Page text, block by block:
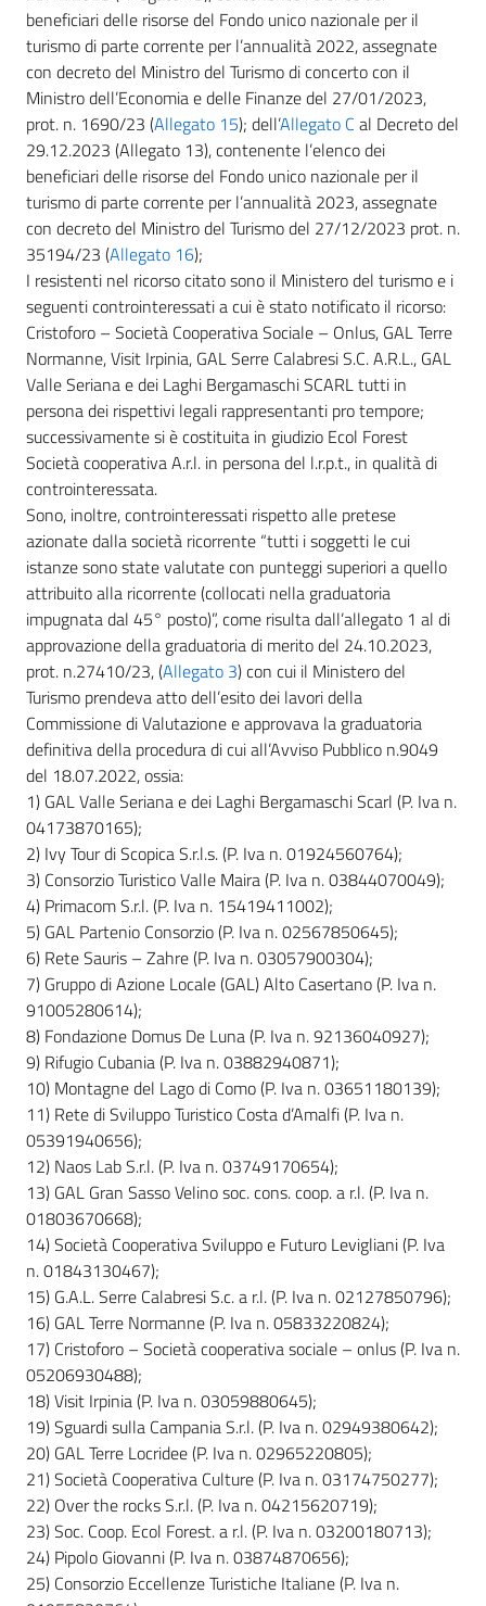
beneficiari delle risorse del Fondo unico nazionale per il
turismo di parte corrente per l’annualità 2022, assegnate
con decreto del Ministro del Turismo di concerto con il
Ministro dell’Economia e delle Finanze del 27/01/2023,
prot. n. 1690/23 (Allegato 15); dell’Allegato C al Decreto del
29.12.2023 (Allegato 13), contenente l’elenco dei
beneficiari delle risorse del Fondo unico nazionale per il
turismo di parte corrente per l’annualità 2023, assegnate
con decreto del Ministro del Turismo del 27/12/2023 prot. n.
35194/23 (Allegato 16);
I resistenti nel ricorso citato sono il Ministero del turismo e i
seguenti controinteressati a cui è stato notificato il ricorso:
Cristoforo – Società Cooperativa Sociale – Onlus, GAL Terre
Normanne, Visit Irpinia, GAL Serre Calabresi S.C. A.R.L., GAL
Valle Seriana e dei Laghi Bergamaschi SCARL tutti in
persona dei rispettivi legali rappresentanti pro tempore;
successivamente si è costituita in giudizio Ecol Forest
Società cooperativa A.r.l. in persona del l.r.p.t., in qualità di
controinteressata.
Sono, inoltre, controinteressati rispetto alle pretese
azionate dalla società ricorrente “tutti i soggetti le cui
istanze sono state valutate con punteggi superiori a quello
attribuito alla ricorrente (collocati nella graduatoria
impugnata dal 45° posto)”, come risulta dall’allegato 1 al di
approvazione della graduatoria di merito del 24.10.2023,
prot. n.27410/23, (Allegato 3) con cui il Ministero del
Turismo prendeva atto dell’esito dei lavori della
Commissione di Valutazione e approvava la graduatoria
definitiva della procedura di cui all’Avviso Pubblico n.9049
del 18.07.2022, ossia:
1) GAL Valle Seriana e dei Laghi Bergamaschi Scarl (P. Iva n.
04173870165);
2) Ivy Tour di Scopica S.r.l.s. (P. Iva n. 01924560764);
3) Consorzio Turistico Valle Maira (P. Iva n. 03844070049);
4) Primacom S.r.l. (P. Iva n. 15419411002);
5) GAL Partenio Consorzio (P. Iva n. 02567850645);
6) Rete Sauris – Zahre (P. Iva n. 03057900304);
7) Gruppo di Azione Locale (GAL) Alto Casertano (P. Iva n.
91005280614);
8) Fondazione Domus De Luna (P. Iva n. 92136040927);
9) Rifugio Cubania (P. Iva n. 03882940871);
10) Montagne del Lago di Como (P. Iva n. 03651180139);
11) Rete di Sviluppo Turistico Costa d’Amalfi (P. Iva n.
05391940656);
12) Naos Lab S.r.l. (P. Iva n. 03749170654);
13) GAL Gran Sasso Velino soc. cons. coop. a r.l. (P. Iva n.
01803670668);
14) Società Cooperativa Sviluppo e Futuro Levigliani (P. Iva
n. 01843130467);
15) G.A.L. Serre Calabresi S.c. a r.l. (P. Iva n. 02127850796);
16) GAL Terre Normanne (P. Iva n. 05833220824);
17) Cristoforo – Società cooperativa sociale – onlus (P. Iva n.
05206930488);
18) Visit Irpinia (P. Iva n. 03059880645);
19) Sguardi sulla Campania S.r.l. (P. Iva n. 02949380642);
20) GAL Terre Locridee (P. Iva n. 02965220805);
21) Società Cooperativa Culture (P. Iva n. 03174750277);
22) Over the rocks S.r.l. (P. Iva n. 04215620719);
23) Soc. Coop. Ecol Forest. a r.l. (P. Iva n. 03200180713);
24) Pipolo Giovanni (P. Iva n. 03874870656);
25) Consorzio Eccellenze Turistiche Italiane (P. Iva n.